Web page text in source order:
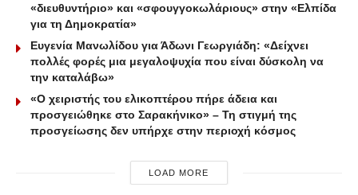
«διευθυντήριο» και «σφουγγοκωλάριους» στην «Ελπίδα
για τη Δημοκρατία»
Ευγενία Μανωλίδου για Άδωνι Γεωργιάδη: «Δείχνει
πολλές φορές μια μεγαλοψυχία που είναι δύσκολη να
την καταλάβω»
«Ο χειριστής του ελικοπτέρου πήρε άδεια και
προσγειώθηκε στο Σαρακήνικο» – Τη στιγμή της
προσγείωσης δεν υπήρχε στην περιοχή κόσμος
LOAD MORE